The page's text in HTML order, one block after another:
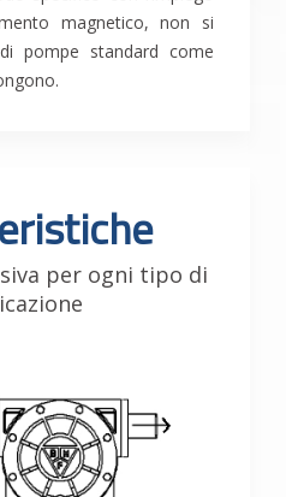
magnetico, non si
pompe standard come
per ogni tipo di